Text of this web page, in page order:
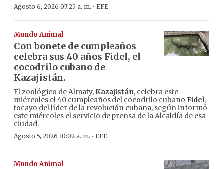
Agosto 6, 2026 07:25 a. m. · EFE
Mundo Animal
Con bonete de cumpleaños
celebra sus 40 años Fidel, el
cocodrilo cubano de
Kazajistán.
El zoológico de Almaty, Kazajistán, celebra este
miércoles el 40 cumpleaños del cocodrilo cubano Fidel,
tocayo del líder de la revolución cubana, según informó
este miércoles el servicio de prensa de la Alcaldía de esa
ciudad.
Agosto 5, 2026 10:02 a. m. · EFE
Mundo Animal